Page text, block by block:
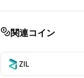
関連コイン
ZIL